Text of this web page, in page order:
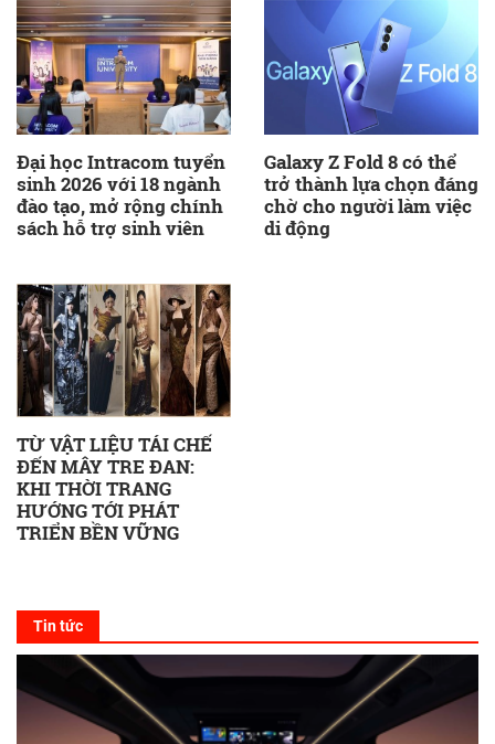
Đại học Intracom tuyển
sinh 2026 với 18 ngành
đào tạo, mở rộng chính
sách hỗ trợ sinh viên
Galaxy Z Fold 8 có thể
trở thành lựa chọn đáng
chờ cho người làm việc
di động
TỪ VẬT LIỆU TÁI CHẾ
ĐẾN MÂY TRE ĐAN:
KHI THỜI TRANG
HƯỚNG TỚI PHÁT
TRIỂN BỀN VỮNG
Tin tức